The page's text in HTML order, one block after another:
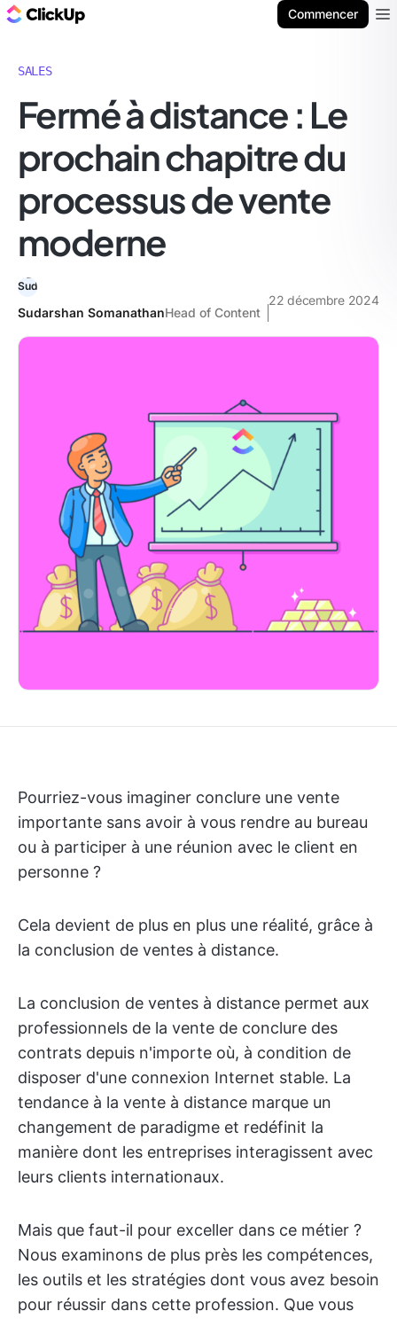
Commencer
SALES
Fermé à distance : Le
prochain chapitre du
processus de vente
moderne
Sudarshan SomanathanHead of Content
22 décembre 2024
Pourriez-vous imaginer conclure une vente
importante sans avoir à vous rendre au bureau
ou à participer à une réunion avec le client en
personne ?
Cela devient de plus en plus une réalité, grâce à
la conclusion de ventes à distance.
La conclusion de ventes à distance permet aux
professionnels de la vente de conclure des
contrats depuis n'importe où, à condition de
disposer d'une connexion Internet stable. La
tendance à la vente à distance marque un
changement de paradigme et redéfinit la
manière dont les entreprises interagissent avec
leurs clients internationaux.
Mais que faut-il pour exceller dans ce métier ?
Nous examinons de plus près les compétences,
les outils et les stratégies dont vous avez besoin
pour réussir dans cette profession. Que vous